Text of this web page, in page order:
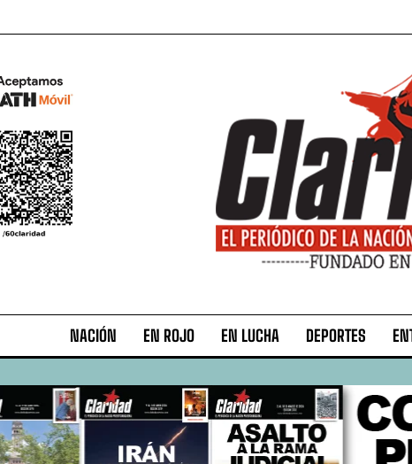
NACIÓN EN ROJO EN LUCHA DEPORTES